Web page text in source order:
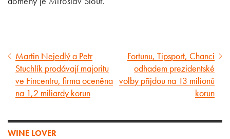
Předcházející
článek
Martin Nejedlý a Petr
Stuchlík prodávají majoritu
ve Fincentru, firma oceněna
na 1,2 miliardy korun
Následující
článek
Fortunu, Tipsport, Chanci
odhadem prezidentské
volby přijdou na 13 milionů
korun
WINE LOVER